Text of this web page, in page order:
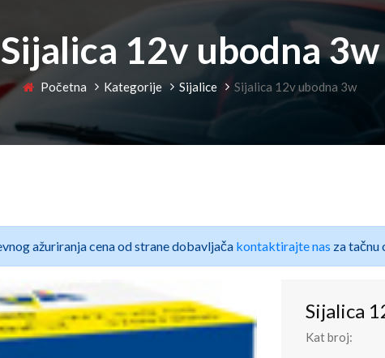
Sijalica 12v ubodna 3w
Početna Kategorije Sijalice Sijalica 12v ubodna 3w
ažuriranja cena od strane dobavljača kontaktirajte nas za tačnu
Sijalica
Kat broj: